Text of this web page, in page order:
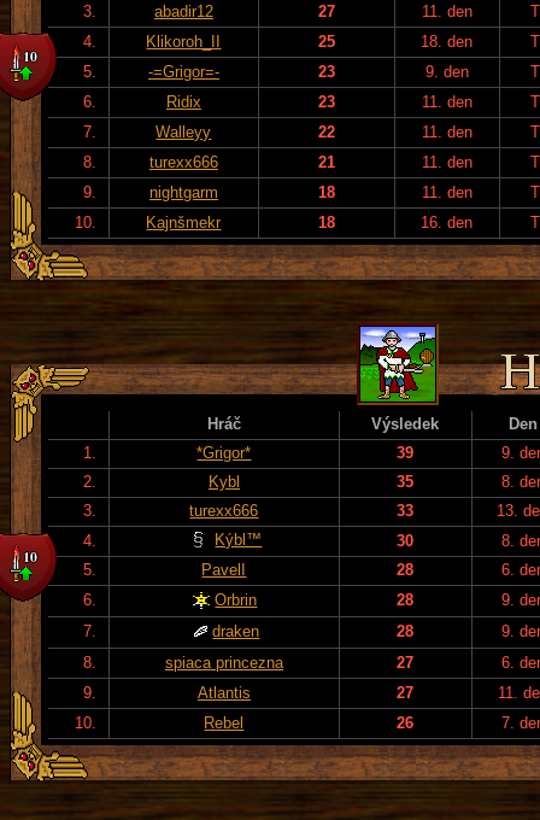
3.
abadir12 27 11. den
4.
Klikoroh_II 25 18. den
5.
-=Grigor=- 23 9. den
6.
Ridix 23 11. den
7.
Walleyy 22 11. den
8.
turexx666 21 11. den
9.
nightgarm 18 11. den
10.
Kajnšmekr 18 16. den
Hráč Výsledek
Den
1.
*Grigor* 39
9.
2.
Kybl 35
8.
3.
turexx666 33
13.
4.
Kýbl™ 30
8.
5.
PavelI 28
6.
6.
Orbrin 28
9.
7.
draken 28
9.
8.
spiaca princezna 27
6.
9.
Atlantis 27
11.
10.
Rebel 26 7.